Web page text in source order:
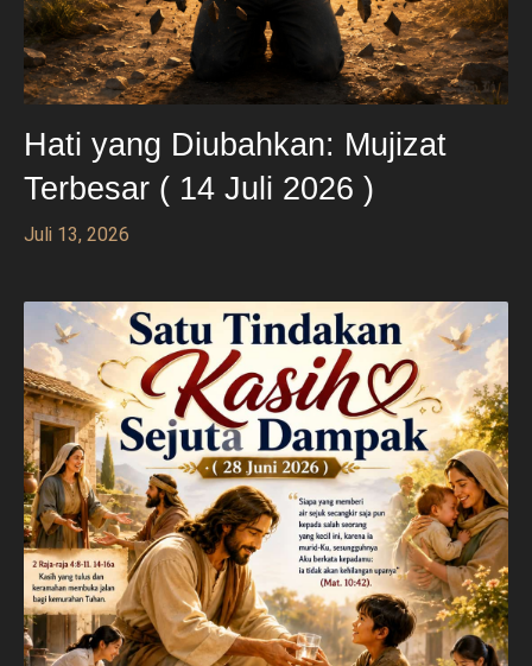
Hati yang Diubahkan: Mujizat
Terbesar ( 14 Juli 2026 )
Juli 13, 2026